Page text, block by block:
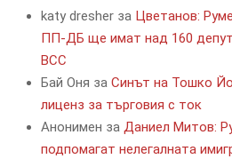
katy dresher за Цветанов:
ПП-ДБ ще имат над 160
ВСС
Бай Оня за Синът на Тошко
лиценз за търговия с ток
Анонимен за Даниел Митов:
подпомагат нелегалната